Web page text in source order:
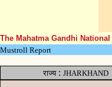
The Mahatma Gandhi
Mustroll Report
राज्य: JHARKHAND